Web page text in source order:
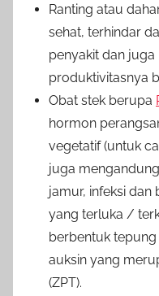
Ranting atau
sehat, terhindar
penyakit dan
produktivitasnya
Obat stek berupa
hormon
vegetatif (untuk
juga
jamur, infeksi dan
yang terluka /
berbentuk
auksin yang
(ZPT).